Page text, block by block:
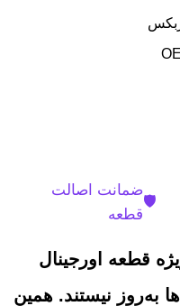
🛡️
ضمانت اصالت
قطعه
قطعه اورجینال
به‌روز نیستند. همین